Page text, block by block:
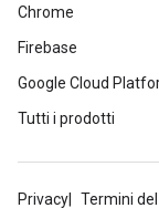
Chrome
Firebase
Google Cloud
Tutti i prodotti
Privacy Termini